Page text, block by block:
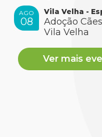
AGO
08
Vila Velha -
Adoção
Vila Velha
Ver mais